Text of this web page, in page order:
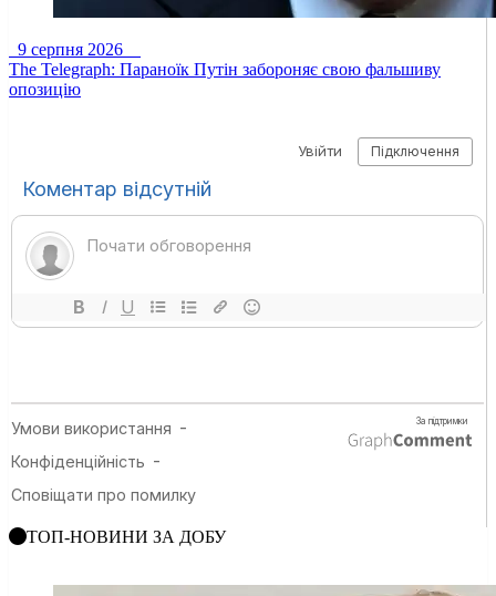
9 серпня 2026
The Telegraph: Параноїк Путін забороняє свою фальшиву
опозицію
ТОП-НОВИНИ ЗА ДОБУ